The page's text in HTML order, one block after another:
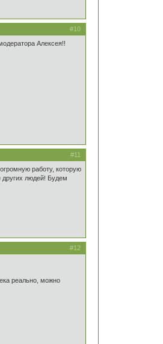
#10
Алексея!!
#11
работу, которую
людей! Будем
#12
реально, можно